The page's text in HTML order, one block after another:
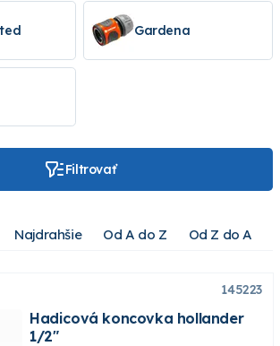
Gardena
Filtrovať
Najdrahšie Od A do Z Od Z do A
145223
Hadicová koncovka hollander
1/2"